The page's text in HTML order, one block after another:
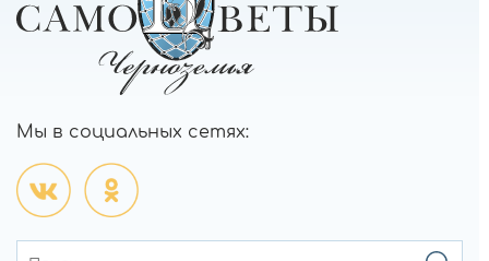
Мы в социальных сетях: